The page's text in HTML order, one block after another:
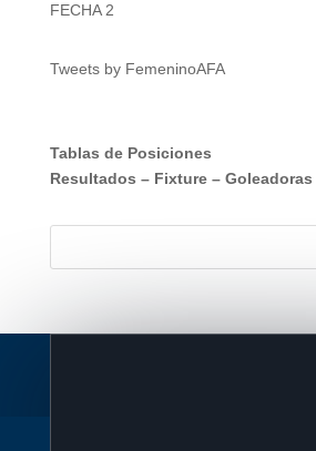
FECHA 2
Tweets by FemeninoAFA
Tablas de Posiciones
Resultados – Fixture– Goleadoras